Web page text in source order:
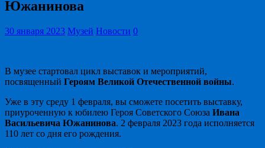
Южанинова
30 января 2023 Музей Новости 0
В музее стартовал цикл выставок и мероприятий,
посвященный Героям Великой Отечественной войны.
Уже в эту среду 1 февраля, вы сможете посетить выставку,
приуроченную к юбилею Героя Советского Союза Ивана
Васильевича Южанинова. 2 февраля 2023 года исполняется
110 лет со дня его рождения.